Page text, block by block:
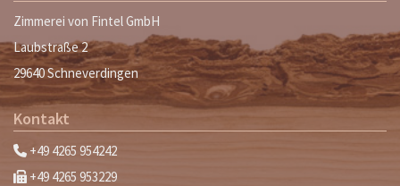
Zimmerei von Fintel GmbH
Laubstraße 2
29640 Schneverdingen
Kontakt
 +49 4265 954242
 +49 4265 953229